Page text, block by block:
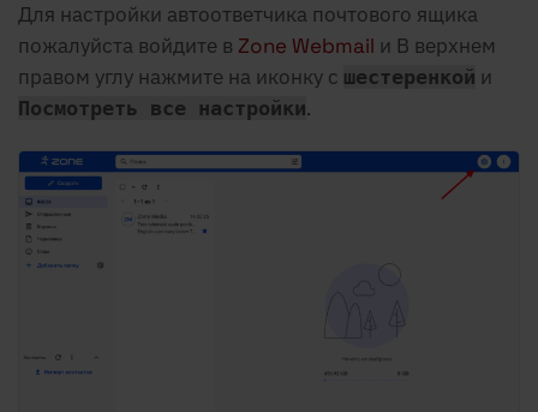
Для настройки автоответчика почтового ящика
пожалуйста войдите в Zone Webmail и В верхнем
правом углу нажмите на иконку с шестеренкой и
Посмотреть все настройки.